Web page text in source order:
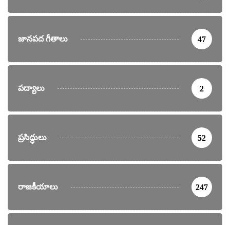
జానపద గీతాలు 47
పద్యాలు 2
ప్రసిద్ధులు 52
రాజకీయాలు 247